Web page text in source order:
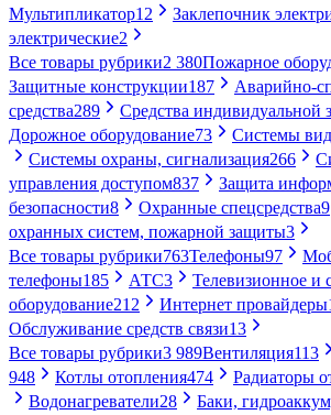
Мультипликатор12 Заклепочник
электрические2
Все товары рубрики2 380Пожарное
Защитные конструкции187
Аварийно-
средства289 Средства индивидуальной
Дорожное оборудование73 Системы
Системы охраны, сигнализация266
управления доступом837 Защита
безопасности8 Охранные спецсредства9
охранных систем, пожарной защиты3
Все товары рубрики763Телефоны97
телефоны185 АТС3
Телевизионное и
оборудование212 Интернет провайдеры
Обслуживание средств связи13
Все товары рубрики3 989Вентиляция113
948
Котлы отопления474 Радиаторы
Водонагреватели28 Баки,